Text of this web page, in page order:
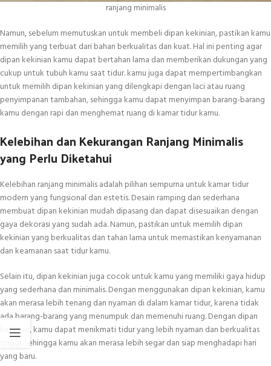
ranjang minimalis
Namun, sebelum memutuskan untuk membeli dipan kekinian, pastikan kamu
memilih yang terbuat dari bahan berkualitas dan kuat. Hal ini penting agar
dipan kekinian kamu dapat bertahan lama dan memberikan dukungan yang
cukup untuk tubuh kamu saat tidur. kamu juga dapat mempertimbangkan
untuk memilih dipan kekinian yang dilengkapi dengan laci atau ruang
penyimpanan tambahan, sehingga kamu dapat menyimpan barang-barang
kamu dengan rapi dan menghemat ruang di kamar tidur kamu.
Kelebihan dan Kekurangan Ranjang Minimalis
yang Perlu Diketahui
Kelebihan ranjang minimalis adalah pilihan sempurna untuk kamar tidur
modern yang fungsional dan estetis. Desain ramping dan sederhana
membuat dipan kekinian mudah dipasang dan dapat disesuaikan dengan
gaya dekorasi yang sudah ada. Namun, pastikan untuk memilih dipan
kekinian yang berkualitas dan tahan lama untuk memastikan kenyamanan
dan keamanan saat tidur kamu.
Selain itu, dipan kekinian juga cocok untuk kamu yang memiliki gaya hidup
yang sederhana dan minimalis. Dengan menggunakan dipan kekinian, kamu
akan merasa lebih tenang dan nyaman di dalam kamar tidur, karena tidak
ada barang-barang yang menumpuk dan memenuhi ruang. Dengan dipan
kekinian, kamu dapat menikmati tidur yang lebih nyaman dan berkualitas
tinggi, sehingga kamu akan merasa lebih segar dan siap menghadapi hari
yang baru.